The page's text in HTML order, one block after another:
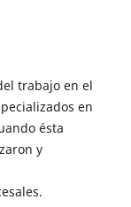
trabajo en el
en
ésta
y